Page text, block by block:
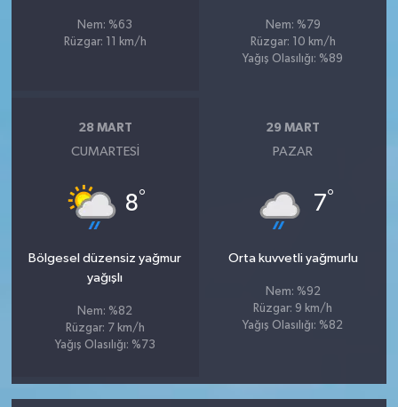
Nem: %63
Rüzgar: 11 km/h
Nem: %79
Rüzgar: 10 km/h
Yağış Olasılığı: %89
28 MART
CUMARTESI
8°
Bölgesel düzensiz yağmur
yağışlı
Nem: %82
Rüzgar: 7 km/h
Yağış Olasılığı: %73
29 MART
PAZAR
7°
Orta kuvvetli yağmurlu
Nem: %92
Rüzgar: 9 km/h
Yağış Olasılığı: %82